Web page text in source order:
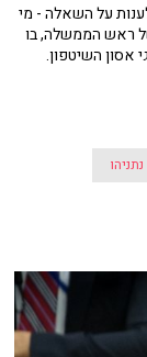
על השאלה - מי
ראש הממשלה, בו
אסון השיטפון.